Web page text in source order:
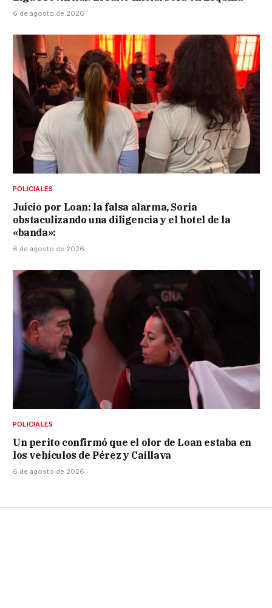
6 de agosto de 2026
POLICIALES
Juicio por Loan: la falsa alarma, Soria
obstaculizando una diligencia y el hotel de la
«banda»:
6 de agosto de 2026
POLICIALES
Un perito confirmó que el olor de Loan estaba en
los vehículos de Pérez y Caillava
6 de agosto de 2026